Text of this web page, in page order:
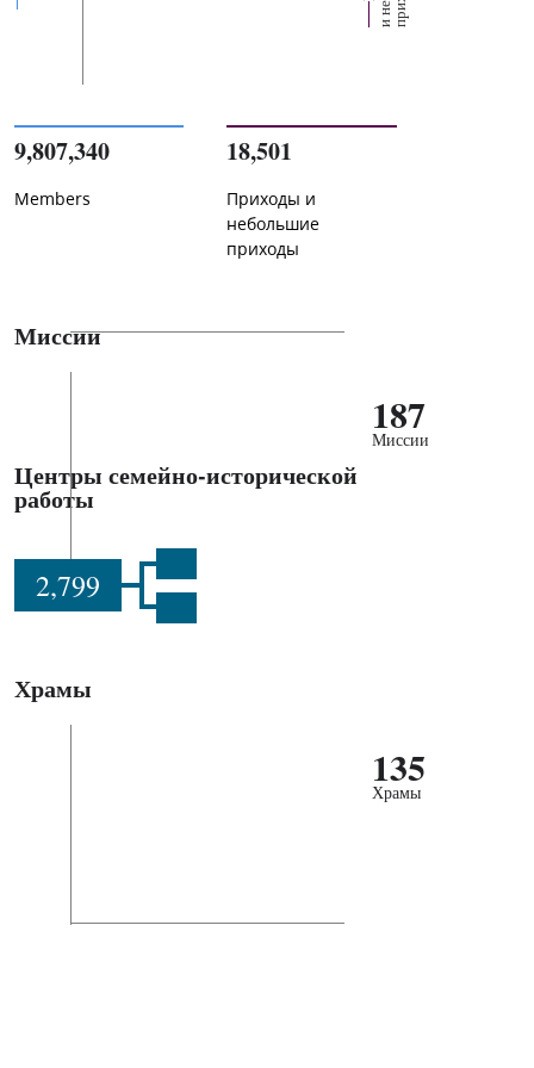
9,807,340
Members
18,501
Приходы и
небольшие
приходы
Миссии
187
Миссии
Центры семейно-исторической
работы
2,799
Храмы
135
Храмы